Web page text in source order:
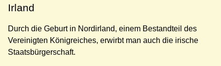
Irland
Durch die Geburt in Nordirland, einem Bestandteil des
Vereinigten Königreiches, erwirbt man auch die irische
Staatsbürgerschaft.